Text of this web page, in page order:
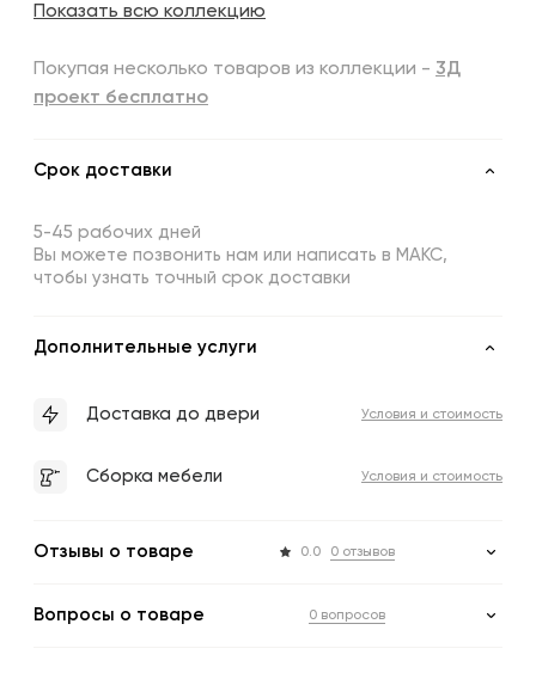
Показать всю коллекцию
Покупая несколько товаров из коллекции - 3Д
проект бесплатно
Срок доставки
5-45 рабочих дней
Вы можете позвонить нам или написать в МАКС,
чтобы узнать точный срок доставки
Дополнительные услуги
Доставка до двери Условия и стоимость
Сборка мебели Условия и стоимость
Отзывы о товаре 0.0 0 отзывов
Вопросы о товаре 0 вопросов